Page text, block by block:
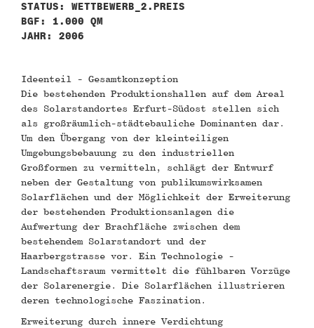
STATUS: WETTBEWERB_2.PREIS
BGF: 1.000 QM
JAHR: 2006
Ideenteil - Gesamtkonzeption
Die bestehenden Produktionshallen auf dem Areal
des Solarstandortes Erfurt-Südost stellen sich
als großräumlich-städtebauliche Dominanten dar.
Um den Übergang von der kleinteiligen
Umgebungsbebauung zu den industriellen
Großformen zu vermitteln, schlägt der Entwurf
neben der Gestaltung von publikumswirksamen
Solarflächen und der Möglichkeit der Erweiterung
der bestehenden Produktionsanlagen die
Aufwertung der Brachfläche zwischen dem
bestehendem Solarstandort und der
Haarbergstrasse vor. Ein Technologie -
Landschaftsraum vermittelt die fühlbaren Vorzüge
der Solarenergie. Die Solarflächen illustrieren
deren technologische Faszination.
Erweiterung durch innere Verdichtung